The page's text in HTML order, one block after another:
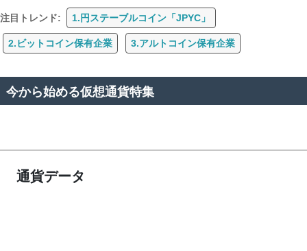
注目トレンド: 1.円ステーブルコイン「JPYC」
2.ビットコイン保有企業 3.アルトコイン保有企業
今から始める仮想通貨特集
通貨データ